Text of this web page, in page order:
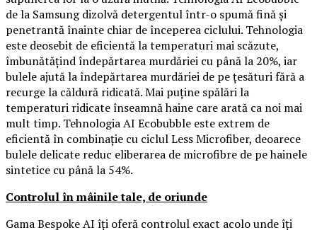
de la Samsung dizolvă detergentul într-o spumă fină și
penetrantă înainte chiar de începerea ciclului. Tehnologia
este deosebit de eficientă la temperaturi mai scăzute,
îmbunătățind îndepărtarea murdăriei cu până la 20%, iar
bulele ajută la îndepărtarea murdăriei de pe țesături fără a
recurge la căldură ridicată. Mai puține spălări la
temperaturi ridicate înseamnă haine care arată ca noi mai
mult timp. Tehnologia AI Ecobubble este extrem de
eficientă în combinație cu ciclul Less Microfiber, deoarece
bulele delicate reduc eliberarea de microfibre de pe hainele
sintetice cu până la 54%.
Controlul în mâinile tale, de oriunde
Gama Bespoke AI îți oferă controlul exact acolo unde îți